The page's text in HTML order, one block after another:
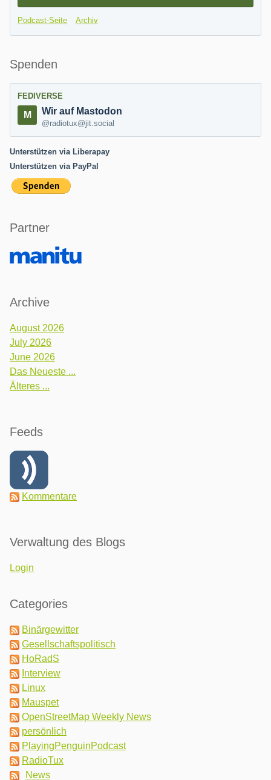
Podcast-Seite Archiv
Spenden
FEDIVERSE
Wir auf Mastodon
@radiotux@jit.social
Unterstützen via Liberapay
Unterstützen via PayPal
Partner
Archive
August 2026
July 2026
June 2026
Das Neueste ...
Älteres ...
Feeds
Kommentare
Verwaltung des Blogs
Login
Categories
Binärgewitter
Gesellschaftspolitisch
HoRadS
Interview
Linux
Mauspet
OpenStreetMap Weekly News
persönlich
PlayingPenguinPodcast
RadioTux
News